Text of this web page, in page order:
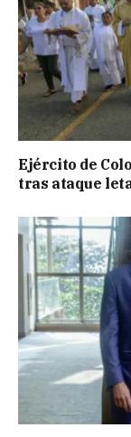
Ejército de
tras ataque